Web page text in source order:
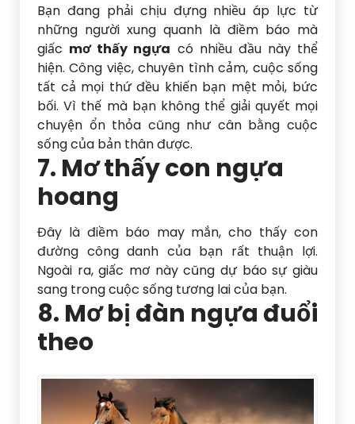
Bạn đang phải chịu đựng nhiều áp lực từ
những người xung quanh là điềm báo mà
giấc mơ thấy ngựa có nhiều đầu này thể
hiện. Công việc, chuyên tình cảm, cuộc sống
tất cả mọi thứ đều khiến bạn mệt mỏi, bức
bối. Vì thế mà bạn không thể giải quyết mọi
chuyện ổn thỏa cũng như cân bằng cuộc
sống của bản thân được.
7. Mơ thấy con ngựa
hoang
Đây là điềm báo may mắn, cho thấy con
đường công danh của bạn rất thuận lợi.
Ngoài ra, giấc mơ này cũng dự báo sự giàu
sang trong cuộc sống tương lai của bạn.
8. Mơ bị đàn ngựa đuổi
theo